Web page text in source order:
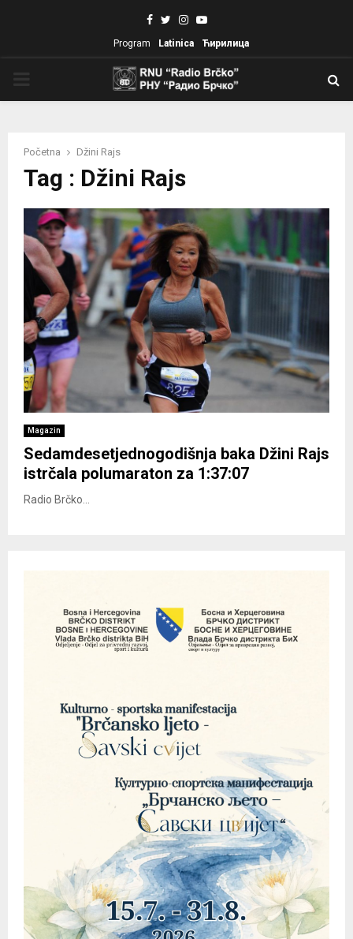
Facebook
TwitterInstagram
Youtube
Program Latinica Ћирилица
Početna Džini Rajs
Tag : Džini Rajs
Magazin
Sedamdesetjednogodišnja baka Džini Rajs
istrčala polumaraton za 1:37:07
Radio Brčko...